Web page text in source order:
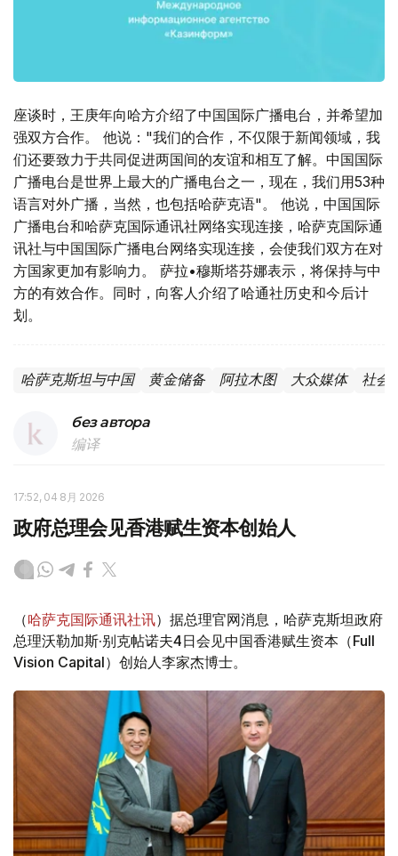
座谈时，王庚年向哈方介绍了中国国际广播电台，并希望加
强双方合作。 他说："我们的合作，不仅限于新闻领域，我
们还要致力于共同促进两国间的友谊和相互了解。中国国际
广播电台是世界上最大的广播电台之一，现在，我们用53种
语言对外广播，当然，也包括哈萨克语"。 他说，中国国际
广播电台和哈萨克国际通讯社网络实现连接，哈萨克国际通
讯社与中国国际广播电台网络实现连接，会使我们双方在对
方国家更加有影响力。 萨拉•穆斯塔芬娜表示，将保持与中
方的有效合作。同时，向客人介绍了哈通社历史和今后计
划。
哈萨克斯坦与中国 黄金储备 阿拉木图 大众媒体 社会
без автора
编译
17:52, 04 8月 2026
政府总理会见香港赋生资本创始人
（哈萨克国际通讯社讯）据总理官网消息，哈萨克斯坦政府
总理沃勒加斯·别克帖诺夫4日会见中国香港赋生资本（Full
Vision Capital）创始人李家杰博士。